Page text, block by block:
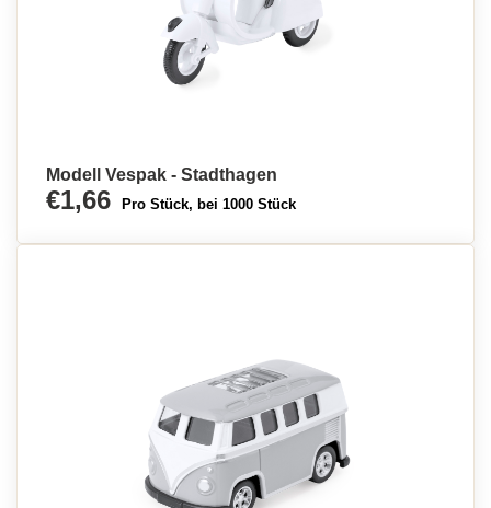
Modell Vespak - Stadthagen
€1,66 Pro Stück, bei 1000 Stück